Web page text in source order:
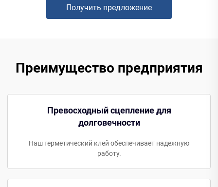
Получить предложение
Преимущество предприятия
Превосходный сцепление для
долговечности
Наш герметический клей обеспечивает надежную
работу.